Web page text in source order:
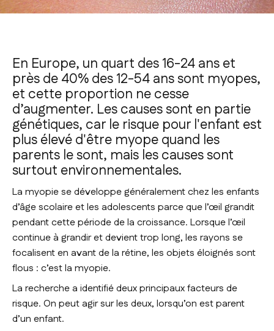
En Europe, un quart des 16-24 ans et
près de 40% des 12-54 ans sont myopes,
et cette proportion ne cesse
d’augmenter. Les causes sont en partie
génétiques, car le risque pour l'enfant est
plus élevé d'être myope quand les
parents le sont, mais les causes sont
surtout environnementales.
La myopie se développe généralement chez les enfants
d’âge scolaire et les adolescents parce que l’œil grandit
pendant cette période de la croissance. Lorsque l’œil
continue à grandir et devient trop long, les rayons se
focalisent en avant de la rétine, les objets éloignés sont
flous : c’est la myopie.
La recherche a identifié deux principaux facteurs de
risque. On peut agir sur les deux, lorsqu’on est parent
d’un enfant.